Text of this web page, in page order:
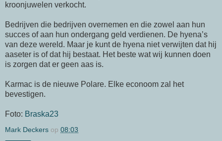
kroonjuwelen verkocht.
Bedrijven die bedrijven overnemen en die zowel aan hun
succes of aan hun ondergang geld verdienen. De hyena’s
van deze wereld. Maar je kunt de hyena niet verwijten dat hij
aaseter is of dat hij bestaat. Het beste wat wij kunnen doen
is zorgen dat er geen aas is.
Karmac is de nieuwe Polare. Elke econoom zal het
bevestigen.
Foto: Braska23
Mark Deckers op 08:03